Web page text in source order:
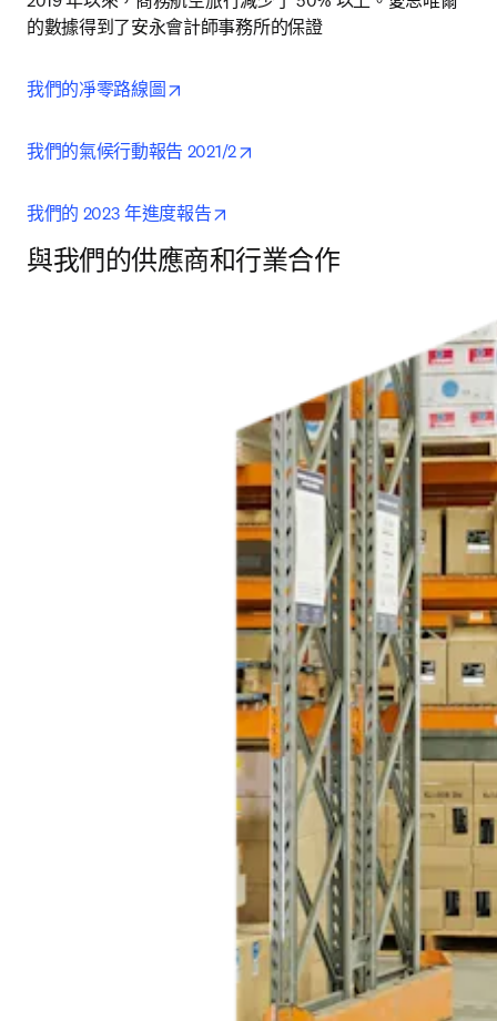
的數據得到了安永會計師事務所的保證
我們的凈零路線圖
我們的氣候行動報告 2021/2
我們的 2023 年進度報告
與我們的供應商和行業合作